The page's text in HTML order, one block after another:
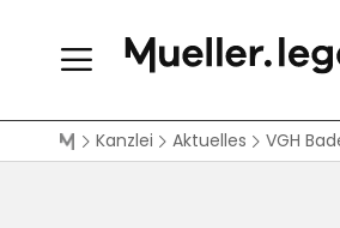
Kanzlei Aktuelles VGH